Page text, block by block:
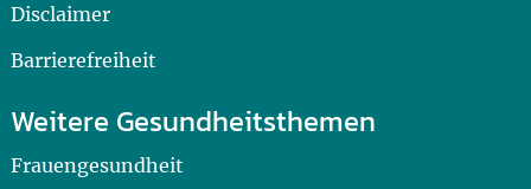
Disclaimer
Barrierefreiheit
Weitere Gesundheitsthemen
Frauengesundheit